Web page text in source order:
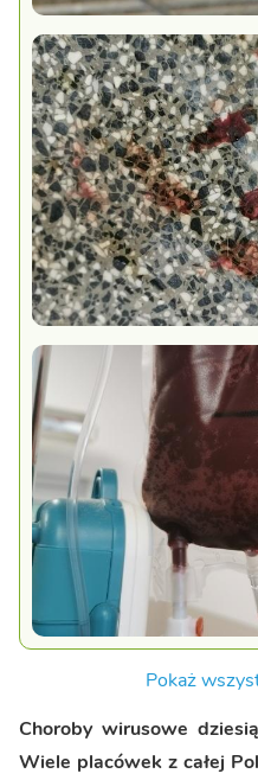
Pokaż
Choroby wirusowe
Wiele placówek z całej